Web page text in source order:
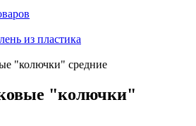
из пластика
"колючки" средние
"колючки"